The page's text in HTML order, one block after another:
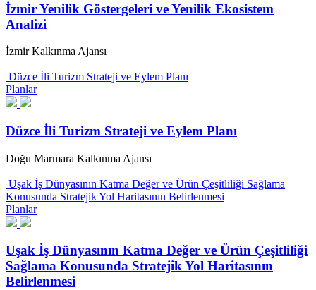
İzmir Yenilik Göstergeleri ve Yenilik Ekosistem
Analizi
İzmir Kalkınma Ajansı
Düzce İli Turizm Strateji ve Eylem Planı
Planlar
Düzce İli Turizm Strateji ve Eylem Planı
Doğu Marmara Kalkınma Ajansı
Uşak İş Dünyasının Katma Değer ve Ürün Çeşitliliği Sağlama
Konusunda Stratejik Yol Haritasının Belirlenmesi
Planlar
Uşak İş Dünyasının Katma Değer ve Ürün Çeşitliliği
Sağlama Konusunda Stratejik Yol Haritasının
Belirlenmesi